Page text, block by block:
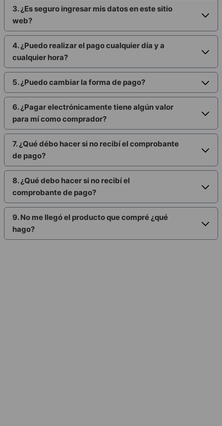
3. ¿Es seguro ingresar mis datos en este sitio
web?
4. ¿Puedo realizar el pago cualquier día y a
cualquier hora?
5. ¿Puedo cambiar la forma de pago?
6. ¿Pagar electrónicamente tiene algún valor
para mí como comprador?
7. ¿Qué débo hacer si no recibí el comprobante
de pago?
8. ¿Qué debo hacer si no recibí el
comprobante de pago?
9. No me llegó el producto que compré ¿qué
hago?